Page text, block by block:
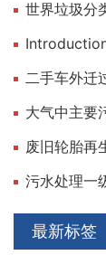
世界垃圾分
二手车外迁
大气中主要
废旧轮胎再
污水处理一
最新标签